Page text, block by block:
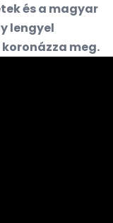
és a magyar
lengyel
meg.